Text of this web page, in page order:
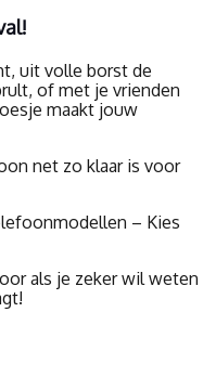
uit volle borst de
of met je vrienden
maakt jouw
net zo klaar is voor
– Kies
als je zeker wil weten